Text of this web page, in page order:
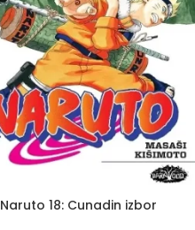
Naruto 18: Cunadin izbor